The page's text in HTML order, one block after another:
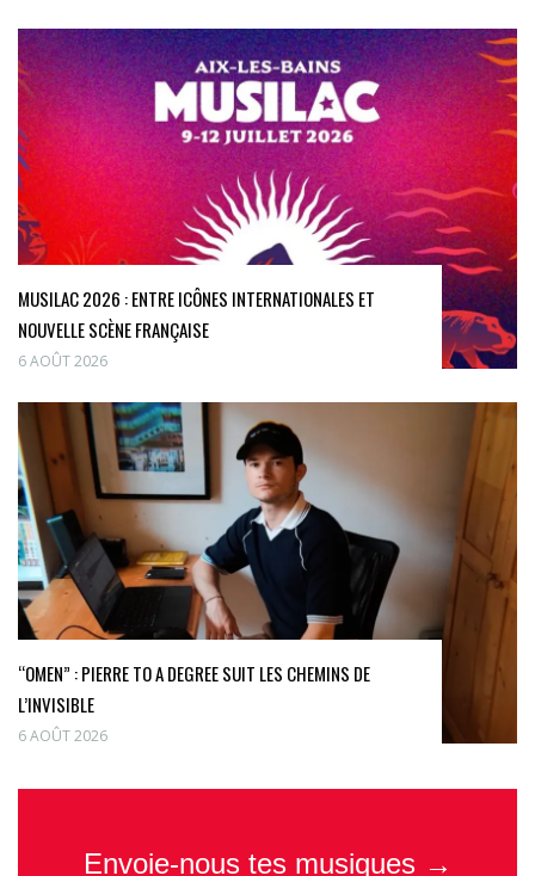
MUSILAC 2026 : ENTRE ICÔNES INTERNATIONALES ET
NOUVELLE SCÈNE FRANÇAISE
6 AOÛT 2026
“OMEN” : PIERRE TO A DEGREE SUIT LES CHEMINS DE
L’INVISIBLE
6 AOÛT 2026